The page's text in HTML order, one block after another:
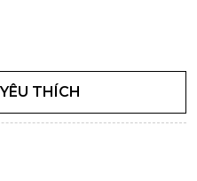
THÍCH